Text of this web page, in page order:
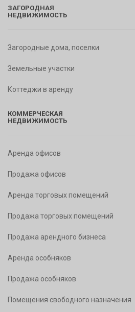
ЗАГОРОДНАЯ
НЕДВИЖИМОСТЬ
Загородные дома, поселки
Земельные участки
Коттеджи в аренду
КОММЕРЧЕСКАЯ
НЕДВИЖИМОСТЬ
Аренда офисов
Продажа офисов
Аренда торговых помещений
Продажа торговых помещений
Продажа арендного бизнеса
Аренда особняков
Продажа особняков
Помещения свободного назначения